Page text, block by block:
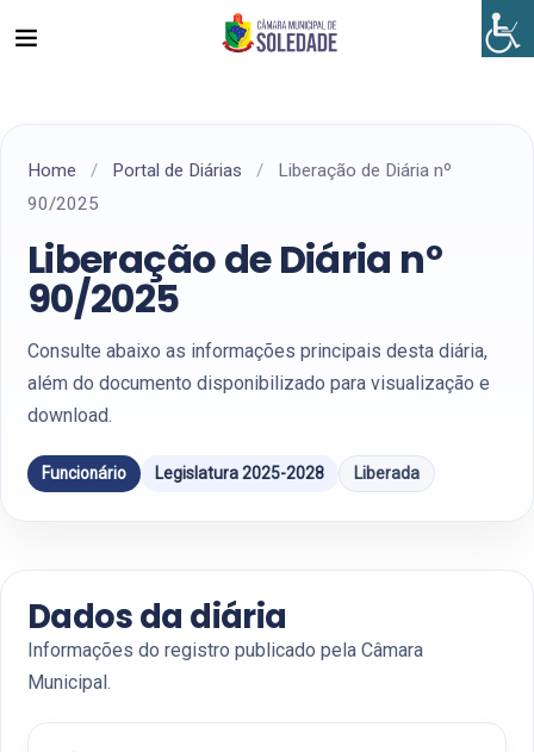
Home / Portal de Diárias /
Liberação de Diária nº
90/2025
Liberação de Diária nº
90/2025
Consulte abaixo as informações principais desta diária,
além do documento disponibilizado para visualização e
download.
Funcionário Legislatura 2025-2028 Liberada
Dados da diária
Informações do registro publicado pela Câmara
Municipal.